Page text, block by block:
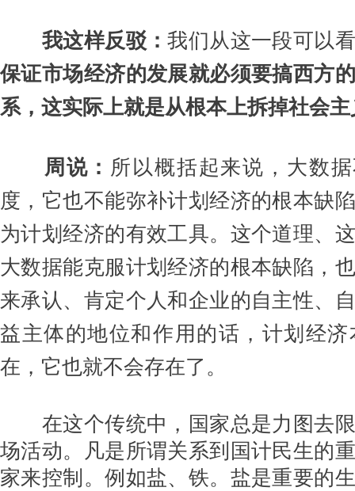
我这样反驳：我们从这一段可以
保证市场经济的发展就必须要搞西方
系，这实际上就是从根本上拆掉社会
周说： 所以概括起来说，大数
度，它也不能弥补计划经济的根本缺
为计划经济的有效工具。这个道理、
大数据能克服计划经济的根本缺陷，
来承认、肯定个人和企业的自主性、
益主体的地位和作用的话，计划经
在，它也就不会存在了。
在这个传统中，国家总是力图去
场活动。凡是所谓关系到国计民生的
家来控制。例如盐、铁。盐是重要的